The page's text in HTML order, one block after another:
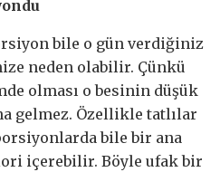
bile o gün verdiğiniz
neden olabilir. Çünkü
olması o besinin düşük
gelmez. Özellikle tatlılar
bile bir ana
içerebilir. Böyle ufak bir